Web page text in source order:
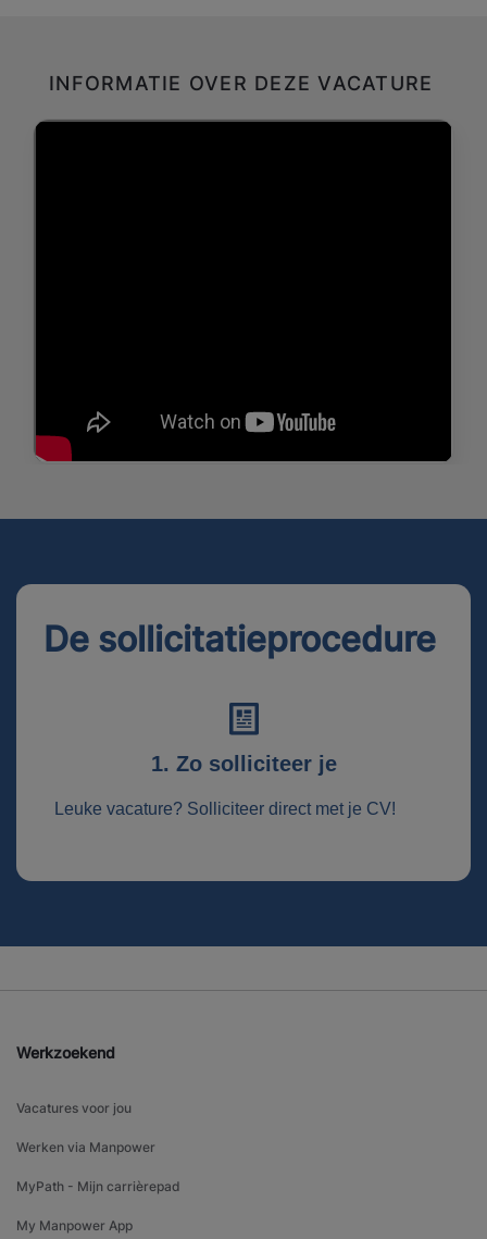
INFORMATIE OVER DEZE VACATURE
De sollicitatieprocedure
1. Zo solliciteer je
Leuke vacature? Solliciteer direct met je CV!
Werkzoekend
Vacatures voor jou
Werken via Manpower
MyPath - Mijn carrièrepad
My Manpower App